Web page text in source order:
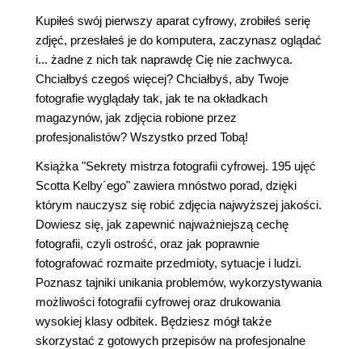
Kupiłeś swój pierwszy aparat cyfrowy, zrobiłeś serię
zdjęć, przesłałeś je do komputera, zaczynasz oglądać
i... żadne z nich tak naprawdę Cię nie zachwyca.
Chciałbyś czegoś więcej? Chciałbyś, aby Twoje
fotografie wyglądały tak, jak te na okładkach
magazynów, jak zdjęcia robione przez
profesjonalistów? Wszystko przed Tobą!
Książka "Sekrety mistrza fotografii cyfrowej. 195 ujęć
Scotta Kelby´ego" zawiera mnóstwo porad, dzięki
którym nauczysz się robić zdjęcia najwyższej jakości.
Dowiesz się, jak zapewnić najważniejszą cechę
fotografii, czyli ostrość, oraz jak poprawnie
fotografować rozmaite przedmioty, sytuacje i ludzi.
Poznasz tajniki unikania problemów, wykorzystywania
możliwości fotografii cyfrowej oraz drukowania
wysokiej klasy odbitek. Będziesz mógł także
skorzystać z gotowych przepisów na profesjonalne